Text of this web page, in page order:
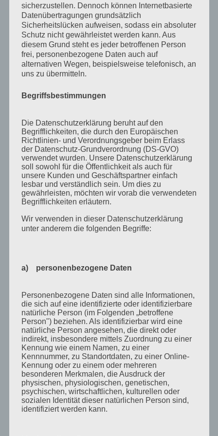
April 2013
März 2013
August 2012
Juli 2012
Juni 2012
April 2012
November 2011
Oktober 2011
September 2011
August 2011
Juli 2011
Juni 2011
Mai 2011
Februar 2011
Dezember 2010
November 2010
Oktober 2010
September 2010
August 2010
Juli 2010
Juni 2010
sicherzustellen. Dennoch können Internetbasierte
Datenübertragungen grundsätzlich
Sicherheitslücken aufweisen, sodass ein absoluter
Schutz nicht gewährleistet werden kann. Aus
diesem Grund steht es jeder betroffenen Person
frei, personenbezogene Daten auch auf
alternativen Wegen, beispielsweise telefonisch, an
uns zu übermitteln.
Begriffsbestimmungen
Die Datenschutzerklärung beruht auf den
Begrifflichkeiten, die durch den Europäischen
Richtlinien- und Verordnungsgeber beim Erlass
der Datenschutz-Grundverordnung (DS-GVO)
verwendet wurden. Unsere Datenschutzerklärung
soll sowohl für die Öffentlichkeit als auch für
unsere Kunden und Geschäftspartner einfach
lesbar und verständlich sein. Um dies zu
gewährleisten, möchten wir vorab die verwendeten
Begrifflichkeiten erläutern.
Wir verwenden in dieser Datenschutzerklärung
unter anderem die folgenden Begriffe:
a) personenbezogene Daten
Personenbezogene Daten sind alle Informationen,
die sich auf eine identifizierte oder identifizierbare
natürliche Person (im Folgenden „betroffene
Person") beziehen. Als identifizierbar wird eine
natürliche Person angesehen, die direkt oder
indirekt, insbesondere mittels Zuordnung zu einer
Kennung wie einem Namen, zu einer
Kennnummer, zu Standortdaten, zu einer Online-
Kennung oder zu einem oder mehreren
besonderen Merkmalen, die Ausdruck der
physischen, physiologischen, genetischen,
psychischen, wirtschaftlichen, kulturellen oder
sozialen Identität dieser natürlichen Person sind,
identifiziert werden kann.